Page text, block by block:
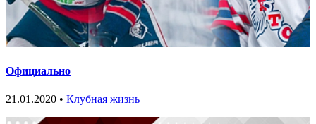
Официально
21.01.2020 • Клубная жизнь